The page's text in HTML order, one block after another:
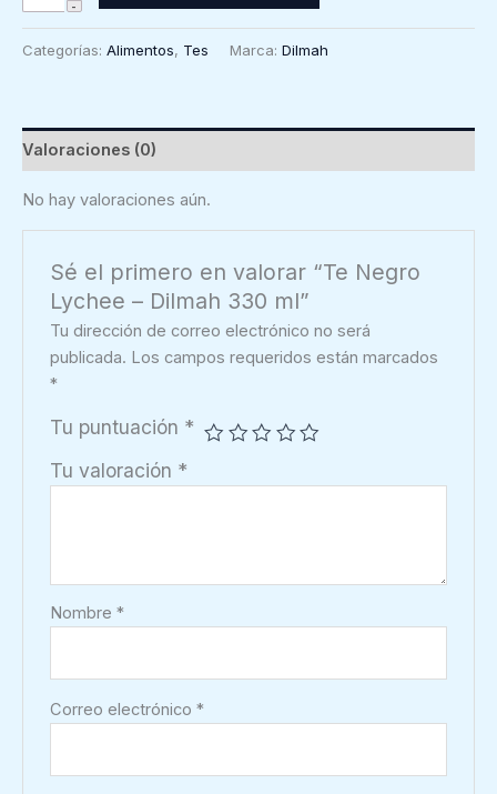
Negro
ml
cantidad
Categorías: Alimentos, Tes Marca: Dilmah
Valoraciones (0)
No hay valoraciones aún.
Sé el primero en valorar “Te Negro
Lychee – Dilmah 330 ml”
Tu dirección de correo electrónico no será
publicada. Los campos requeridos están marcados
*
Tu puntuación *
Tu valoración *
Nombre*
Correo electrónico*